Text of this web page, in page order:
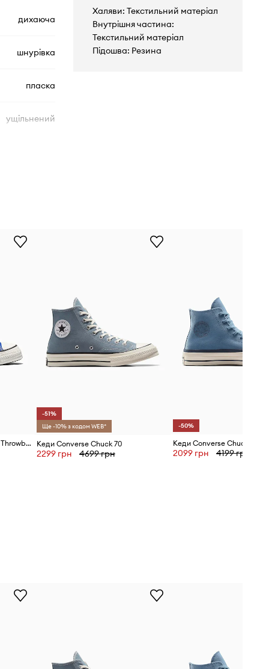
дихаюча
шнурівка
пласка
ущільнений
Халяви: Текстильний матеріал
Внутрішня частина:
Текстильний матеріал
Підошва: Резина
Кеди Converse Chuck Taylor Throwback
-51%
Ще -10% з кодом WEB*
Кеди Converse Chuck 70
2299 грн 4699 грн
-50%
Кеди Converse Chuck 70
2099 грн 4199 грн